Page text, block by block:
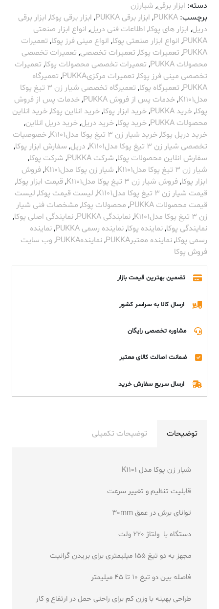
دسته: ابزار برقی, شیارزن
برچسب: PUKKA
, ابزار برقی PUKKA , ابزار برقی پوکا, ابزار برقی
دریل, ابزار های پوکا, اطلاعات فنی دریل, انواع ابزار صنعتی
PUKKA
, انواع ابزار صنعتی پوکا, انواع مینی فرز پوکا, تعمیرات
PUKKA
, تعمیرات پوکا, تعمیرات تخصصی, تعمیرات تخصصی
محصولات PUKKA
, تعمیرات تخصصی محصولات پوکا, تعمیرات
تخصصی مینی فرز پوکا, تعمیرات مرکزیPUKKA , تعمیرگاه
PUKKA
, تعمیرگاه پوکا,
تعمیرگاه تخصصی شیار زن 3 تیغ پوکا
مدلK1101
,خدمات پس از فروش PUKKA ,خدمات پس از فروش
پوکا,خرید PUKKA ,خرید ابزار پوکا,خرید انلاین پوکا,خرید انلاین
محصولات PUKKA
,خرید پوکا,خرید دریل,خرید دریل انلاین,
خرید دریل پوکا,خرید شیار زن 3 تیغ پوکا مدلK1101 ,خصوصیات
تخصصی شیار زن 3 تیغ پوکا مدلK1101
, دریل, سفارش ابزار پوکا,
سفارش انلاین محصولات پوکا, شرکت PUKKA , شرکت پوکا,
شیار زن 3 تیغ پوکا مدلK1101
, شیار زن پوکا مدلK1101 , فروش
ابزار پوکا, فروش شیار زن 3 تیغ پوکا مدلK1101 , قیمت ابزار پوکا,
قیمت شیار زن 3 تیغ پوکا مدلK1101
, لیست قیمت پوکا, لیست
قیمت محصولات PUKKA
, محصولات پوکا, مشخصات فنی شیار
زن 3 تیغ پوکا مدلK1101
,نمایندگی PUKKA ,نمایندگی اصلی پوکا,
نمایندگی پوکا,نماینده پوکا,نماینده رسمی PUKKA ,نماینده
رسمی پوکا,نماینده معتبرPUKKA ,نمایندهPUKKA , وب سایت
فروش پوکا
تضمین بهترین قیمت بازار
ارسال کالا به سراسر کشور
مشاوره تخصصی رایگان
ضمانت اصالت کالای معتبر
ارسال سریع سفارش خرید
توضیحات توضیحات تکمیلی
شیار زن پوکا مدل K1101
قابلیت تنظیم و تغییر سرعت
توانای برش در عمق 30mm
دستگاه با ولتاژ 220 ولت
مجهز به دو تیغ 155 میلیمتری برای بریدن گرانیت
فاصله بین دو تیغ 10 تا 45 میلیمتر
طراحی بهینه با وزن کم برای راحتی حمل در ارتفاع و کار